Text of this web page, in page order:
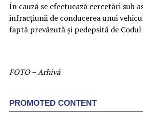
În cauză se efectuează cercetări sub
infracţiunii de conducerea unui
faptă prevăzută şi pedepsită de Codul
FOTO – Arhivă